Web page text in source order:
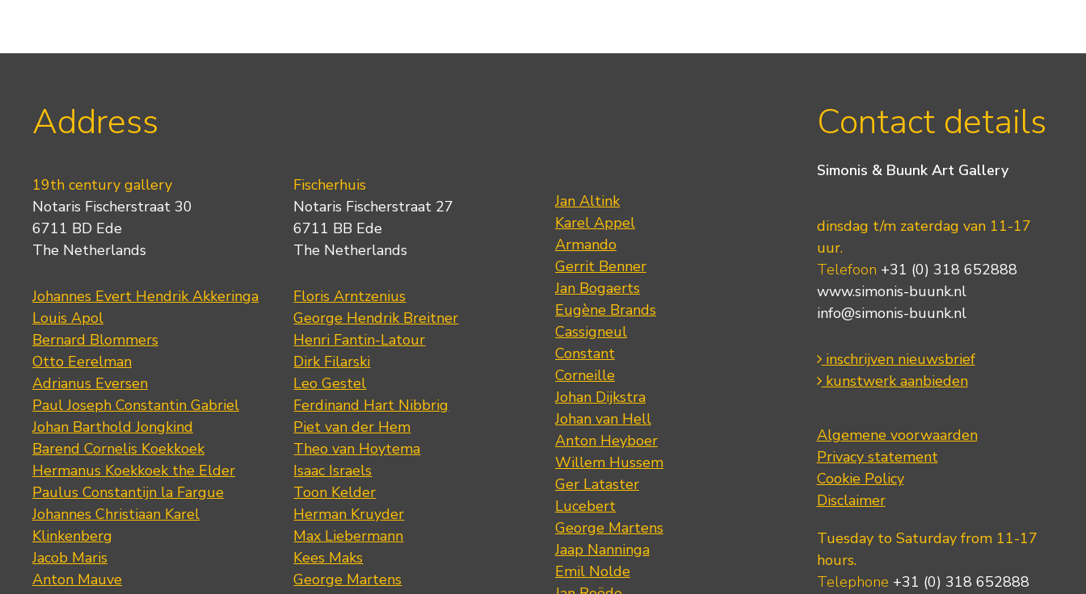
Address
19th century gallery
Notaris Fischerstraat 30
6711 BD Ede
The Netherlands
Johannes Evert Hendrik Akkeringa
Louis Apol
Bernard Blommers
Otto Eerelman
Adrianus Eversen
Paul Joseph Constantin Gabriel
Johan Barthold Jongkind
Barend Cornelis Koekkoek
Hermanus Koekkoek the Elder
Paulus Constantijn la Fargue
Johannes Christiaan Karel
Klinkenberg
Jacob Maris
Anton Mauve
Fischerhuis
Notaris Fischerstraat 27
6711 BB Ede
The Netherlands
Floris Arntzenius
George Hendrik Breitner
Henri Fantin-Latour
Dirk Filarski
Leo Gestel
Ferdinand Hart Nibbrig
Piet van der Hem
Theo van Hoytema
Isaac Israels
Toon Kelder
Herman Kruyder
Max Liebermann
Kees Maks
George Martens
Jan Altink
Karel Appel
Armando
Gerrit Benner
Jan Bogaerts
Eugène Brands
Cassigneul
Constant
Corneille
Johan Dijkstra
Johan van Hell
Anton Heyboer
Willem Hussem
Ger Lataster
Lucebert
George Martens
Jaap Nanninga
Emil Nolde
Contact details
Simonis & Buunk Art Gallery
dinsdag t/m zaterdag van 11-17
uur.
Telefoon +31 (0) 318 652888
www.simonis-buunk.nl
info@simonis-buunk.nl
inschrijven nieuwsbrief
kunstwerk aanbieden
Algemene voorwaarden
Privacy statement
Cookie Policy
Disclaimer
Tuesday to Saturday from 11-17
hours.
Telephone +31 (0) 318 652888